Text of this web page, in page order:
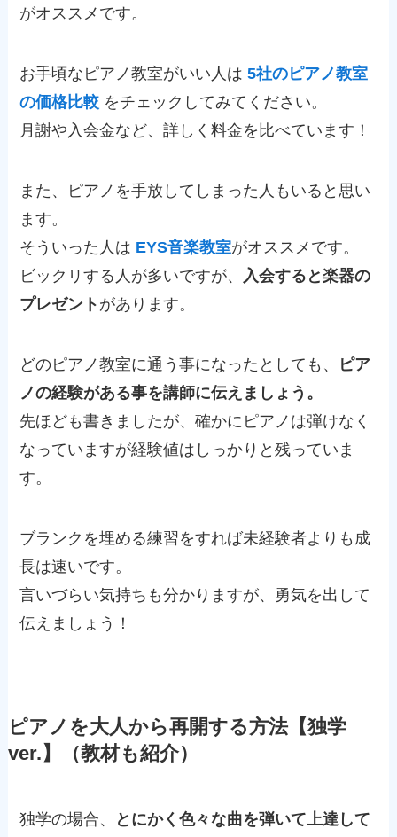
がオススメです。
お手頃なピアノ教室がいい人は 5社のピアノ教室
の価格比較 をチェックしてみてください。
月謝や入会金など、詳しく料金を比べています！
また、ピアノを手放してしまった人もいると思い
ます。
そういった人は EYS音楽教室がオススメです。
ビックリする人が多いですが、
入会すると楽器の
プレゼント があります。
どのピアノ教室に通う事になったとしても、
ピア
ノの経験がある事を講師に伝えましょう。
先ほども書きましたが、確かにピアノは弾けなく
なっていますが経験値はしっかりと残っていま
す。
ブランクを埋める練習をすれば未経験者よりも成
長は速いです。
言いづらい気持ちも分かりますが、勇気を出して
伝えましょう！
ピアノを大人から再開する方法【独学
ver.】（教材も紹介）
独学の場合、 とにかく色々な曲を弾いて上達して